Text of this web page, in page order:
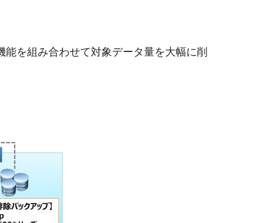
を組み合わせて対象データ量を大幅に削